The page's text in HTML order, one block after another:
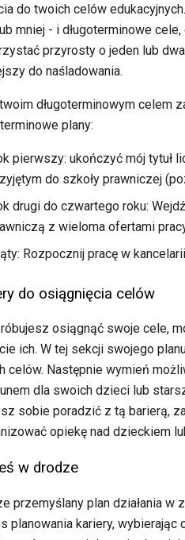
do twoich celów
mniej - i długoterminowe
przyrosty o jeden lub
do naśladowania.
długoterminowym celem
plany:
pierwszy: ukończyć mój tytuł
do szkoły prawniczej
drugi do czwartego roku:
z wieloma ofertami
Rozpocznij pracę w
do osiągnięcia celów
osiągnąć swoje cele,
ich. W tej sekcji swojego
celów. Następnie wymień
dla swoich dzieci lub
sobie poradzić z tą barierą,
opiekę nad dzieckiem
w drodze
przemyślany plan działania w
planowania kariery,